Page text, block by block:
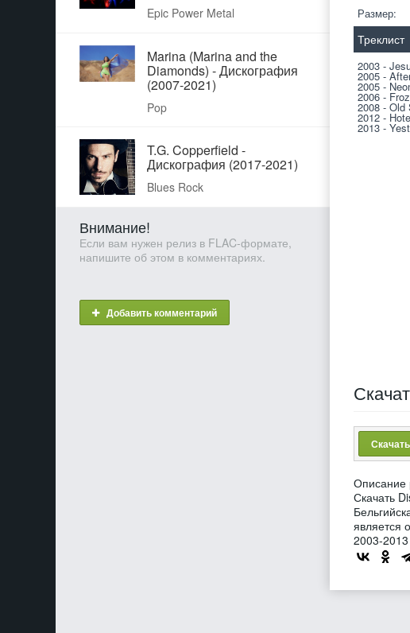
Размер:
Треклист
2003 -
2005 -
2005 -
2006 -
2008 - Old
2012 -
2013 -
Скачать
Описание
Скачать
является
2003-
Epic Power Metal
Marina (Marina and the
Diamonds) - Дискография
(2007-2021)
Pop
T.G. Copperfield -
Дискография (2017-2021)
Blues Rock
Внимание!
Если вам нужен релиз в FLAC-формате,
напишите об этом в комментариях.
Добавить комментарий